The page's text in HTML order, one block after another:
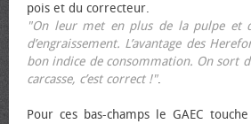
pois et du correcteur.
"On leur met en plus de la pulpe et
d’engraissement. L’avantage des
bon indice de consommation. On sort
carcasse, c’est correct !".
Pour ces bas-champs le GAEC